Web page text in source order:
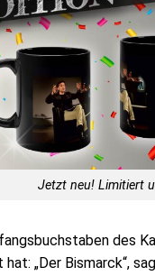
Jetzt neu! Limitiert
des
„Der Bismarck“,